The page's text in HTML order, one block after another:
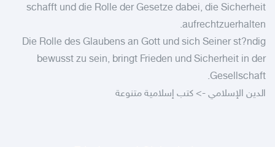
schafft und die Rolle der Gesetze dabei, die Sicherheit
aufrechtzuerhalten.
Die Rolle des Glaubens an Gott und sich Seiner st?ndig
bewusst zu sein, bringt Frieden und Sicherheit in der
Gesellschaft.
الدين الإسلامي -> كتب إسلامية متنوعة